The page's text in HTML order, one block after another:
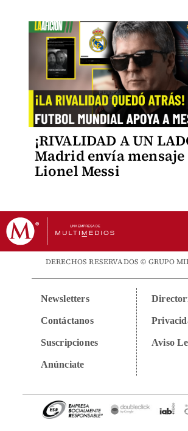
¡RIVALIDAD A UN
Madrid envía mensaje
Lionel Messi
DERECHOS RESERVADOS © GRUPO
Newsletters
Contáctanos
Suscripciones
Anúnciate
Aviso